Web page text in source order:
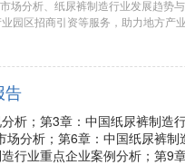
分析、纸尿裤制造行业发展趋势
区招商引资等服务，助力地方产业
告
析；第3章：中国纸尿裤制造
分析；第6章：中国纸尿裤制
行业重点企业案例分析；第9